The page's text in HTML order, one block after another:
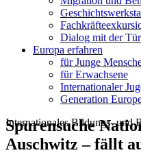
Dialog mit der
Europa erfahren
für Junge
für Erwachsene
Internationaler
Generation
Internationales Bildungs- und
Spurensuche
Auschwitz – fällt